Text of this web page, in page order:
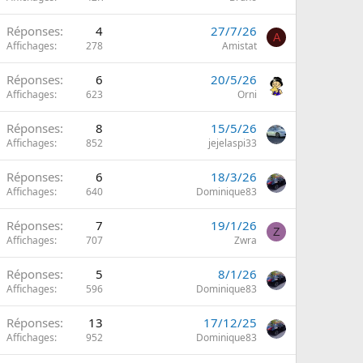
Réponses 4
Affichages 278
27/7/26
Amistat
A
Réponses 6
Affichages 623
20/5/26
Orni
Réponses 8
Affichages 852
15/5/26
jejelaspi33
Réponses 6
Affichages 640
18/3/26
Dominique83
Réponses 7
Affichages 707
19/1/26
Zwra
Z
Réponses 5
Affichages 596
8/1/26
Dominique83
Réponses 13
Affichages 952
17/12/25
Dominique83